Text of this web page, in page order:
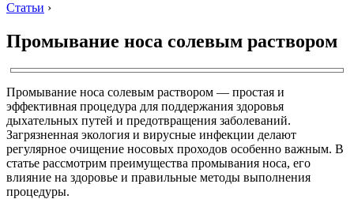
Статьи ›
Промывание носа солевым раствором
Промывание носа солевым раствором — простая и
эффективная процедура для поддержания здоровья
дыхательных путей и предотвращения заболеваний.
Загрязненная экология и вирусные инфекции делают
регулярное очищение носовых проходов особенно важным. В
статье рассмотрим преимущества промывания носа, его
влияние на здоровье и правильные методы выполнения
процедуры.